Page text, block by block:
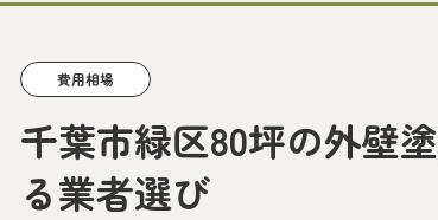
費用相場
千葉市緑区80坪の外壁
る業者選び